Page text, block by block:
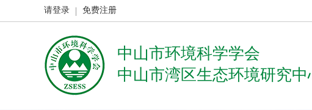
请登录 免费注册
中山市环境科学学会
中山市湾区生态环境研究中